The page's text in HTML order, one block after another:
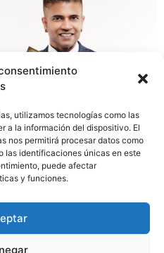
utilizamos tecnologías como las
a la información del dispositivo. El
nos permitirá procesar datos como
las identificaciones únicas en este
puede afectar
y funciones.
vamos a ver los 11 pasos
y cuáles son los puntos
un ecommerce y
¿HABLAMOS? Te